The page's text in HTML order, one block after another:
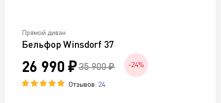
Прямой диван
Бельфор Winsdorf 37
26 990 ₽ 35 900 ₽ -24%
Отзывов: 24